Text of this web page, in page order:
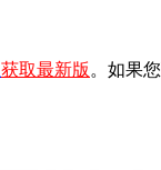
获取最新版 。如果